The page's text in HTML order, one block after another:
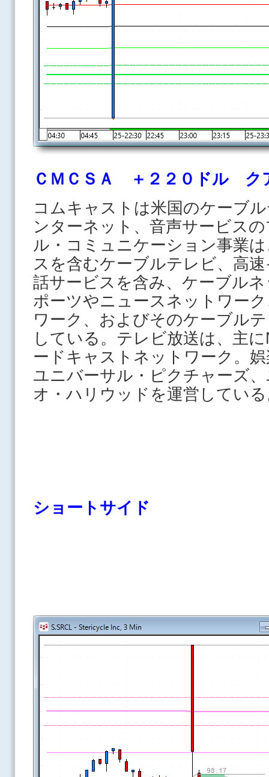
ＣＭＣＳＡ ＋２２０ドル ク
コムキャストは米国のケーブ
ンターネット、音声サービス
ル・コミュニケーション事業
スを含むケーブルテレビ、高
話サービスを含み、ケーブル
ポーツやニュースネットワー
ワーク、およびそのケーブル
している。テレビ放送は、主
ードキャストネットワーク。
ユニバーサル・ピクチャーズ
オ・ハリウッドを運営して
ショートサイド